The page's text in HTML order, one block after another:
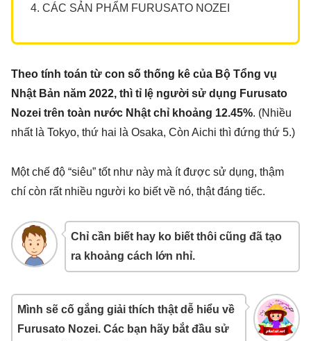
CÁC SẢN PHẨM FURUSATO NOZEI
Theo tính toán từ con số thống kê của Bộ Tổng vụ
Nhật Bản năm 2022, thì tỉ lệ người sử dụng Furusato
Nozei trên toàn nước Nhật chỉ khoảng 12.45%. (Nhiều
nhất là Tokyo, thứ hai là Osaka, Còn Aichi thì đứng thứ 5.)
Một chế độ “siêu” tốt như này mà ít được sử dụng, thậm
chí còn rất nhiều người ko biết về nó, thật đáng tiếc.
Chỉ cần biết hay ko biết thôi cũng đã tạo
ra khoảng cách lớn nhỉ.
Mình sẽ cố gắng giải thích thật dễ hiểu về
Furusato Nozei. Các bạn hãy bắt đầu sử